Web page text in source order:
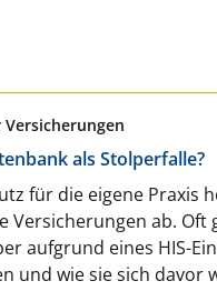
als Stolperfalle?
für die eigene Praxis
Versicherungen ab.
aufgrund eines HIS-
und wie sie sich davor